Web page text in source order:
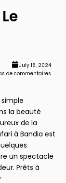
July 18, 2024
de commentaires
simple
la beauté
de la
à Bandia est
un spectacle
Prêts à